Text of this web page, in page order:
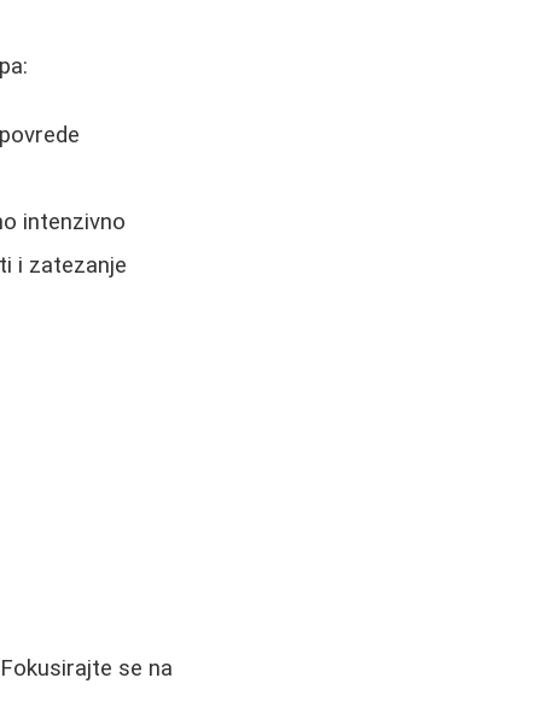
intenzivno
i zatezanje
se na